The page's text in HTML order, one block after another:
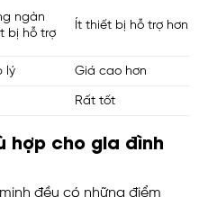
ngàn
bị hỗ trợ
Ít thiết bị hỗ trợ hơn
lý Giá cao hơn
Rất tốt
hợp cho gia đình
đều có những điểm